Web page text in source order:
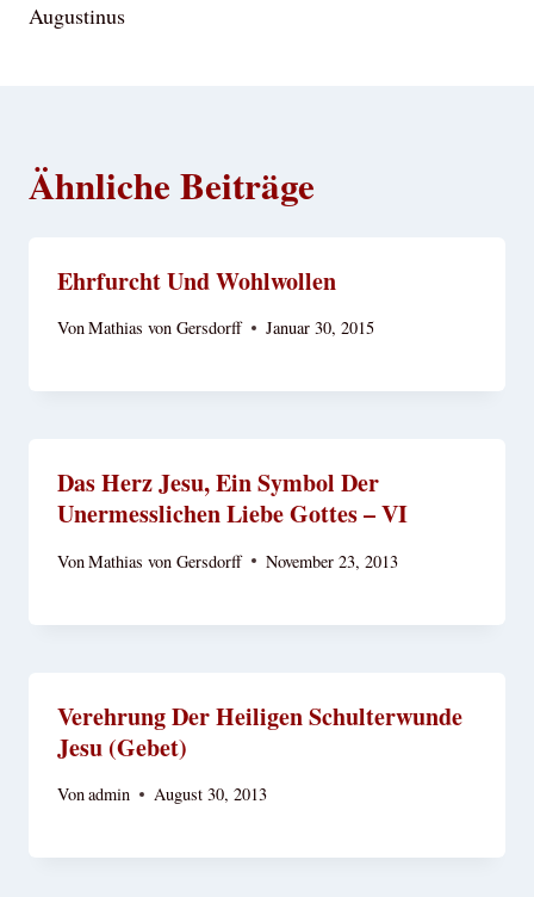
Augustinus
Ähnliche Beiträge
Ehrfurcht Und Wohlwollen
VonMathias von Gersdorff Januar 30, 2015
Das Herz Jesu, Ein Symbol Der
Unermesslichen Liebe Gottes – VI
VonMathias von Gersdorff November 23, 2013
Verehrung Der Heiligen Schulterwunde
Jesu (Gebet)
Vonadmin August 30, 2013